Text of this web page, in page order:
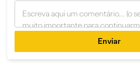
Enviar